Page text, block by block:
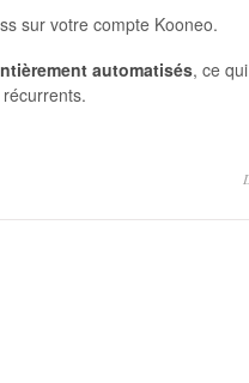
sur votre compte Kooneo.
automatisés, ce